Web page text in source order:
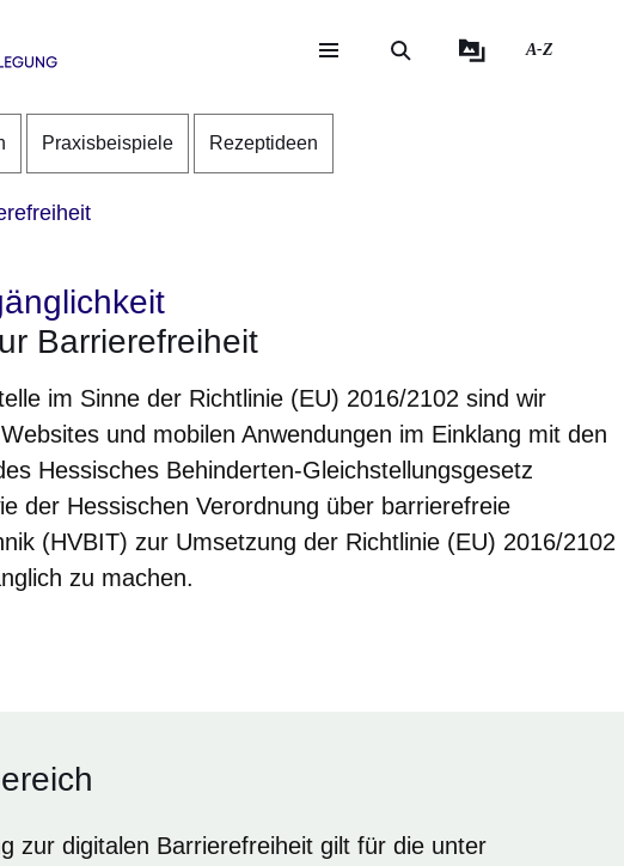
Kopf der Seite
Fuß der Seite
A-Z
Praxisbeispiele Rezeptideen
Barrierefreiheit
im Sinne der Richtlinie (EU) 2016/2102 sind wir
und mobilen Anwendungen im Einklang mit den
Hessisches Behinderten-Gleichstellungsgesetz
der Hessischen Verordnung über barrierefreie
(HVBIT) zur Umsetzung der Richtlinie (EU) 2016/2102
zu machen.
zur digitalen Barrierefreiheit gilt für die unter